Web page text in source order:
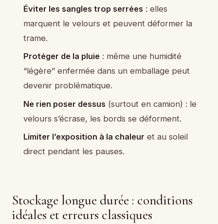
Éviter les sangles trop serrées : elles
marquent le velours et peuvent déformer la
trame.
Protéger de la pluie: même une humidité
“légère” enfermée dans un emballage peut
devenir problématique.
Ne rien poser dessus (surtout en camion) : le
velours s’écrase, les bords se déforment.
Limiter l’exposition à la chaleur et au soleil
direct pendant les pauses.
Stockage longue durée : conditions
idéales et erreurs classiques